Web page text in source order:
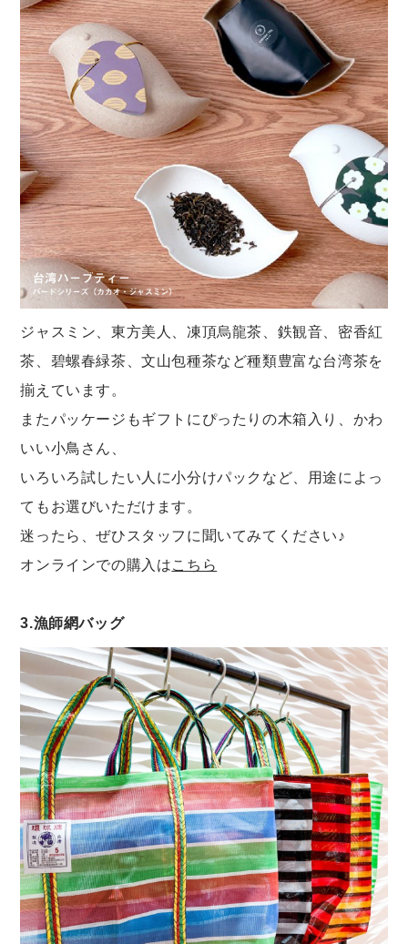
ジャスミン、東方美人、凍頂烏龍茶、鉄観音、密香紅
茶、碧螺春緑茶、文山包種茶など種類豊富な台湾茶を
揃えています。
またパッケージもギフトにぴったりの木箱入り、かわ
いい小鳥さん、
いろいろ試したい人に小分けパックなど、用途によっ
てもお選びいただけます。
迷ったら、ぜひスタッフに聞いてみてください♪
オンラインでの購入はこちら
3.漁師網バッグ